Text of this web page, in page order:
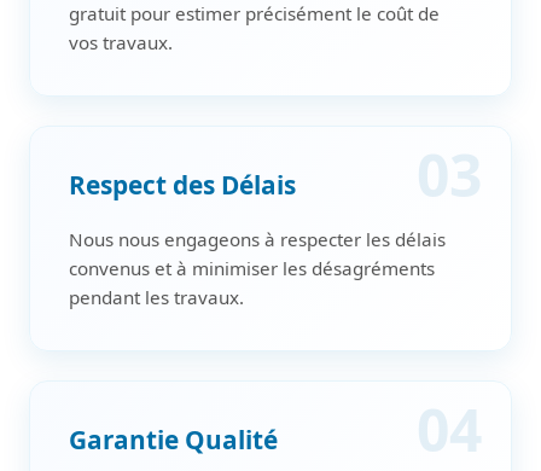
gratuit pour estimer précisément le coût de
vos travaux.
03
Respect des Délais
Nous nous engageons à respecter les délais
convenus et à minimiser les désagréments
pendant les travaux.
04
Garantie Qualité